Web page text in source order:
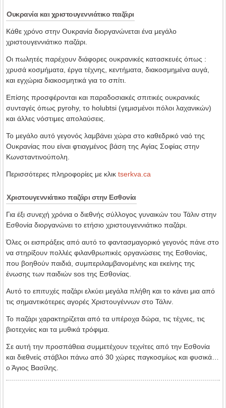
Ουκρανία και χριστουγεννιάτικο παζάρι
Κάθε χρόνο στην Ουκρανία διοργανώνεται ένα μεγάλο
χριστουγεννιάτικο παζάρι.
Οι πωλητές παρέχουν διάφορες ουκρανικές κατασκευές όπως :
χρυσά κοσμήματα, έργα τέχνης, κεντήματα, διακοσμημένα αυγά,
και εγχώρια διακοσμητικά για το σπίτι.
Επίσης προσφέρονται και παραδοσιακές σπιτικές ουκρανικές
συνταγές όπως pyrohy, το holubtsi (γεμισμένοι πόλοι λαχανικών)
και άλλες νόστιμες απολαύσεις.
Το μεγάλο αυτό γεγονός λαμβάνει χώρα στο καθεδρικό ναό της
Ουκρανίας που είναι φτιαγμένος βάση της Aγίας Σοφίας στην
Κωνσταντινούπολη.
Περισσότερες πληροφορίες με κλικ tserkva.ca
Χριστουγεννιάτικο παζάρι στην Εσθονία
Για έξι συνεχή χρόνια ο διεθνής σύλλογος γυναικών του Τάλιν στην
Εσθονία διοργανώνει το ετήσιο χριστουγεννιάτικο παζάρι.
Όλες οι εισπράξεις από αυτό το φαντασμαγορικό γεγονός πάνε στο
να στηρίξουν πολλές φιλανθρωπικές οργανώσεις της Εσθονίας,
που βοηθούν παιδιά, συμπεριλαμβανομένης και εκείνης της
ένωσης των παιδιών sos της Εσθονίας.
Αυτό το επιτυχές παζάρι ελκύει μεγάλα πλήθη και το κάνει μια από
τις σημαντικότερες αγορές Χριστουγέννων στο Τάλιν.
Το παζάρι χαρακτηρίζεται από τα υπέροχα δώρα, τις τέχνες, τις
βιοτεχνίες και τα μυθικά τρόφιμα.
Σε αυτή την προσπάθεια συμμετέχουν τεχνίτες από την Εσθονία
και διεθνείς στάβλοι πάνω από 30 χώρες παγκοσμίως και φυσικά…
ο Άγιος Βασίλης.